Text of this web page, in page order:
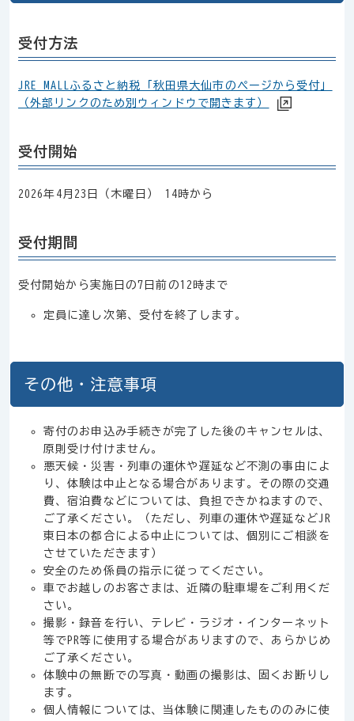
受付方法
JRE MALLふるさと納税「秋田県大仙市のページから受付」
（外部リンクのため別ウィンドウで開きます）
受付開始
2026年4月23日（木曜日） 14時から
受付期間
受付開始から実施日の7日前の12時まで
定員に達し次第、受付を終了します。
その他・注意事項
寄付のお申込み手続きが完了した後のキャンセルは、
原則受け付けません。
悪天候・災害・列車の運休や遅延など不測の事由によ
り、体験は中止となる場合があります。その際の交通
費、宿泊費などについては、負担できかねますので、
ご了承ください。（ただし、列車の運休や遅延などJR
東日本の都合による中止については、個別にご相談を
させていただきます）
安全のため係員の指示に従ってください。
車でお越しのお客さまは、近隣の駐車場をご利用くだ
さい。
撮影・録音を行い、テレビ・ラジオ・インターネット
等でPR等に使用する場合がありますので、あらかじめ
ご了承ください。
体験中の無断での写真・動画の撮影は、固くお断りし
ます。
個人情報については、当体験に関連したもののみに使